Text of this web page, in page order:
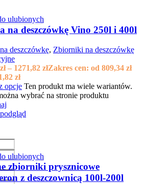
ulubionych
na deszczówkę Vino 250l i 400l
deszczówkę, Zbiorniki na deszczówkę
zł – 1271,82 złZakres cen: od 809,34 zł
zł
opcje Ten produkt ma wiele wariantów.
wybrać na stronie produktu
ulubionych
zbiorniki prysznicowe
z deszczownicą 100l-200l